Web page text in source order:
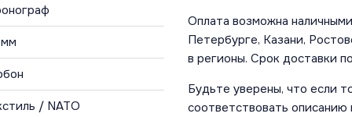
/ NATO
Оплата возможна
Петербурге, Казани,
в регионы. Срок доставки
Будьте уверены, что если
соответствовать описанию